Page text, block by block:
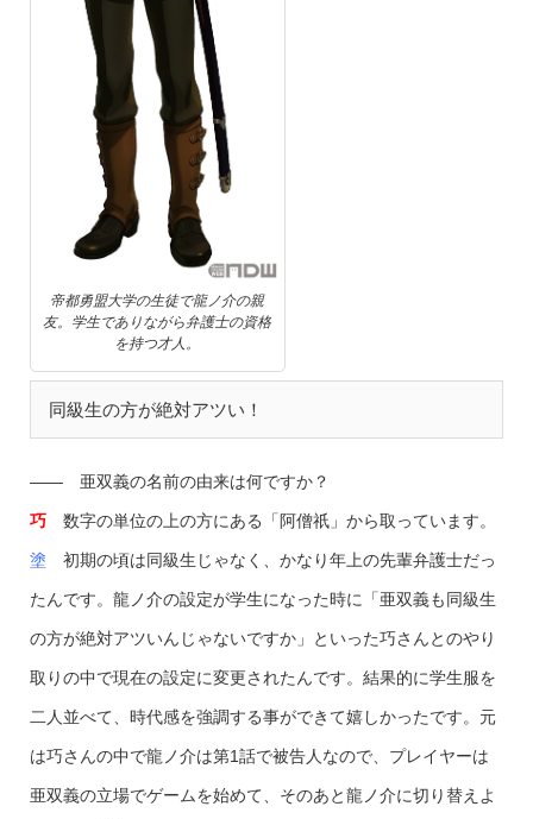
帝都勇盟大学の生徒で龍ノ介の親
友。学生でありながら弁護士の資格
を持つ才人。
同級生の方が絶対アツい！
—— 亜双義の名前の由来は何ですか？
巧数字の単位の上の方にある「阿僧祇」から取っています。
塗 初期の頃は同級生じゃなく、かなり年上の先輩弁護士だっ
たんです。龍ノ介の設定が学生になった時に「亜双義も同級生
の方が絶対アツいんじゃないですか」といった巧さんとのやり
取りの中で現在の設定に変更されたんです。結果的に学生服を
二人並べて、時代感を強調する事ができて嬉しかったです。元
は巧さんの中で龍ノ介は第1話で被告人なので、プレイヤーは
亜双義の立場でゲームを始めて、そのあと龍ノ介に切り替えよ